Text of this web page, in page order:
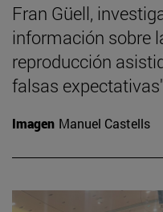
Fran Güell,
información sobre
reproducción
falsas expectativas"
Imagen Manuel Castells